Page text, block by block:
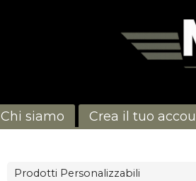
Chi siamo Crea il tuo
Prodotti Personalizzabili